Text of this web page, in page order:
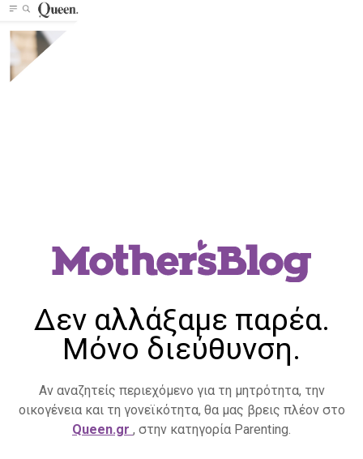
Δεν αλλάξαμε παρέα.
Μόνο διεύθυνση.
Αν αναζητείς περιεχόμενο για τη μητρότητα, την
οικογένεια και τη γονεϊκότητα, θα μας βρεις πλέον στο
Queen.gr , στην κατηγορία Parenting.